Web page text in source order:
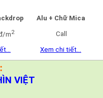
Alu + Chữ Mica
m2 Call
Xem chi tiết…
VIỆT